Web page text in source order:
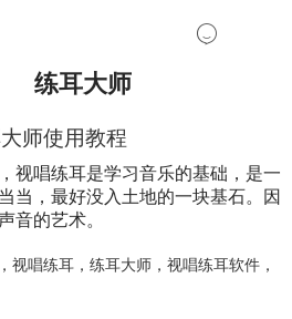
练耳大师
师使用教程
视唱练耳是学习音乐的基础，是一
当，最好没入土地的一块基石。因
音的艺术。
视唱练耳， 练耳大师， 视唱练耳软件，